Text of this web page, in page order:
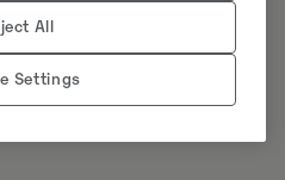
Volvo ECR145 finns för
All
Settings